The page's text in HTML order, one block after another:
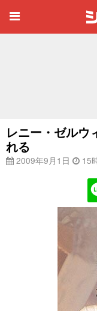
レニー・ゼルウ
れる
2009年9月1日 15